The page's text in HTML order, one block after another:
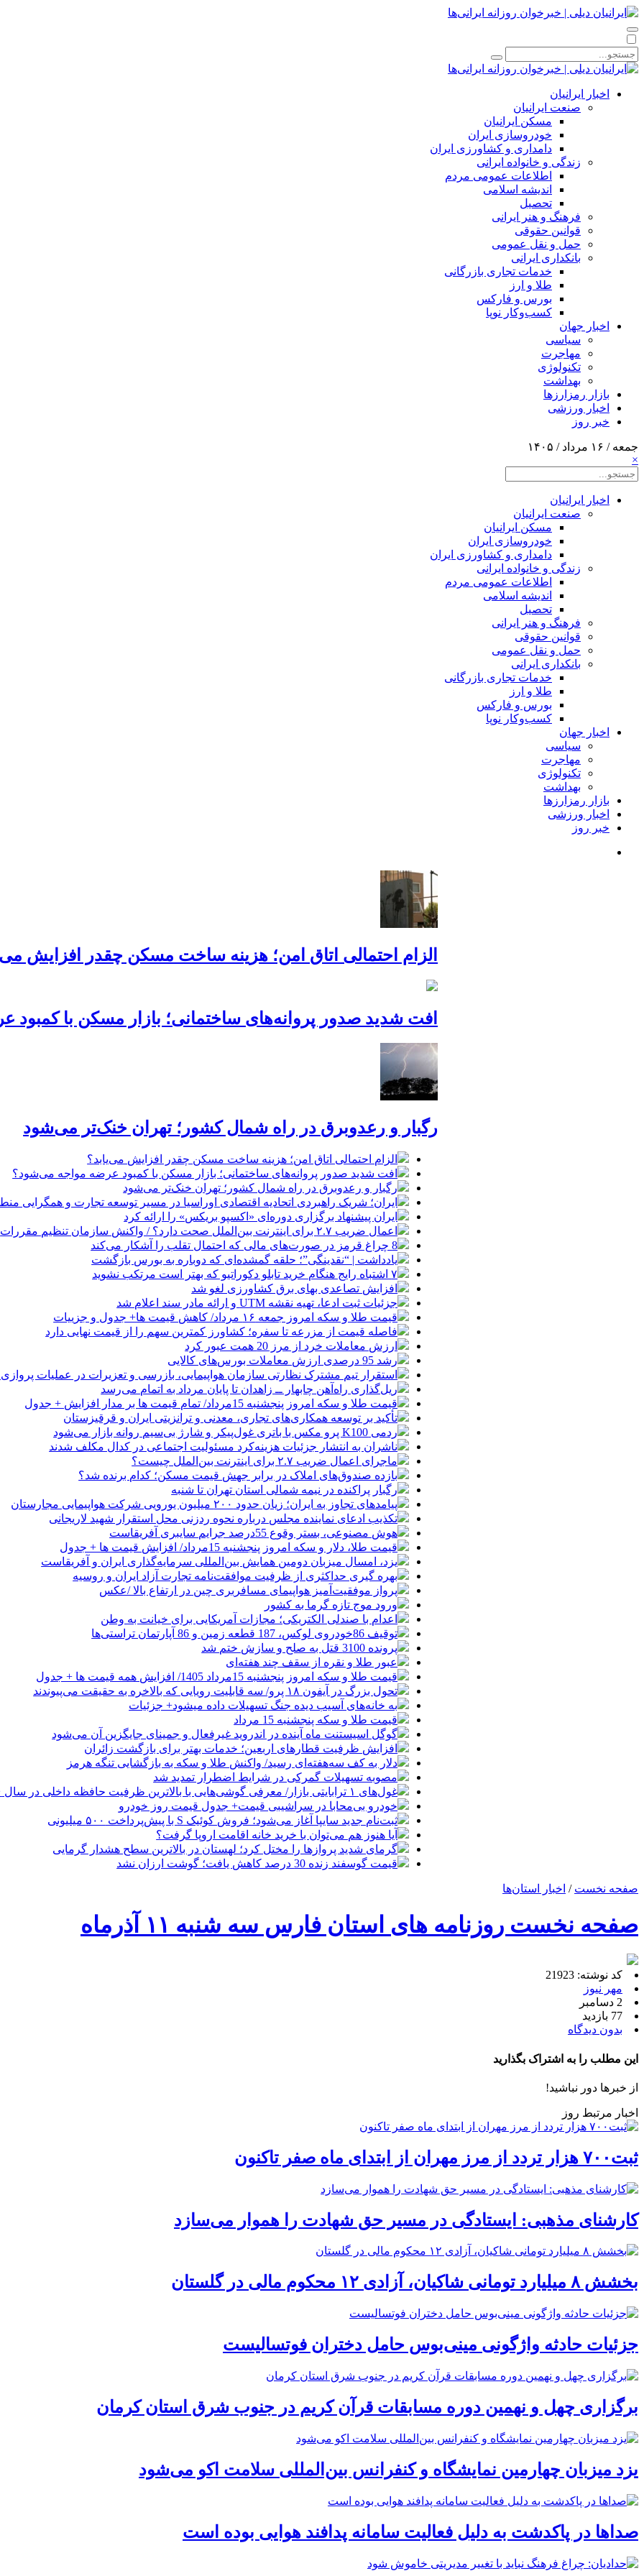
اخبار ایرانیان
صنعت ایرانیان
مسکن ایرانیان
خودروسازی ایران
دامداری و کشاورزی ایران
زندگی و خانواده ایرانی
اطلاعات عمومی مردم
اندیشه اسلامی
تحصیل
فرهنگ و هنر ایرانی
قوانین حقوقی
حمل و نقل عمومی
بانکداری ایرانی
خدمات تجاری بازرگانی
طلا و ارز
بورس و فارکس
کسب‌وکار نوپا
اخبار جهان
سیاسی
مهاجرت
تکنولوژی
بهداشت
بازار رمزارزها
اخبار ورزشی
خبر روز
جمعه / ۱۶ مرداد / ۱۴۰۵
×
اخبار ایرانیان
صنعت ایرانیان
مسکن ایرانیان
خودروسازی ایران
دامداری و کشاورزی ایران
زندگی و خانواده ایرانی
اطلاعات عمومی مردم
اندیشه اسلامی
تحصیل
فرهنگ و هنر ایرانی
قوانین حقوقی
حمل و نقل عمومی
بانکداری ایرانی
خدمات تجاری بازرگانی
طلا و ارز
بورس و فارکس
کسب‌وکار نوپا
اخبار جهان
سیاسی
مهاجرت
تکنولوژی
بهداشت
بازار رمزارزها
اخبار ورزشی
خبر روز
الزام احتمالی اتاق امن؛ هزینه ساخت مسکن چقدر افزایش
افت شدید صدور پروانه‌های ساختمانی؛ بازار مسکن با
رگبار و رعدوبرق در راه شمال کشور؛ تهران خنک‌تر می‌شود
الزام احتمالی اتاق امن؛ هزینه ساخت مسکن چقدر افزایش می‌یابد؟
افت شدید صدور پروانه‌های ساختمانی؛ بازار مسکن با کمبود عرضه مواجه می‌شود؟
رگبار و رعدوبرق در راه شمال کشور؛ تهران خنک‌تر می‌شود
ایران؛ شریک راهبردی اتحادیه اقتصادی اوراسیا در مسیر توسعه تجارت و همگرایی
ایران پیشنهاد برگزاری دوره‌ای «اکسپو بریکس» را ارائه کرد
اعمال ضریب ۲.۷ برای اینترنت بین‌الملل صحت دارد؟ / واکنش سازمان تنظیم مقررات
8 چراغ قرمز در صورت‌های مالی که احتمال تقلب را آشکار می‌کند
یادداشت | “نقدینگی”؛ حلقه گمشده‌ای که دوباره به بورس بازگشت
۷ اشتباه رایج هنگام خرید تابلو دکوراتیو که بهتر است مرتکب نشوید
افزایش تصاعدی بهای برق کشاورزی لغو شد
جزئیات ثبت ادعا، تهیه نقشه UTM و ارائه مادر سند اعلام شد
قیمت طلا و سکه امروز جمعه ۱۶ مرداد/ کاهش قیمت ها+ جدول و جزییات
فاصله قیمت از مزرعه تا سفره؛ کشاورز کمترین سهم را از قیمت نهایی دارد
ارزش معاملات خرد از مرز 20 همت عبور کرد
رشد 95 درصدی ارزش معاملات بورس‌های کالایی
استقرار تیم مشترک نظارتی سازمان هواپیمایی، بازرسی و تعزیرات در عملیات پروازی
ریل‌گذاری راه‌آهن چابهار ــ زاهدان تا پایان مرداد به اتمام می‌رسد
قیمت طلا و سکه امروز پنجشنبه 15مرداد/ تمام قیمت ها بر مدار افزایش + جدول
تأکید بر توسعه همکاری‌های تجاری، معدنی و ترانزیتی ایران و قرقیزستان
ردمی K100 پرو مکس با باتری غول‌پیکر و شارژ بی‌سیم روانه بازار می‌شود
ناشران به انتشار جزئیات هزینه‌کرد مسئولیت اجتماعی در کدال مکلف شدند
ماجرای اعمال ضریب ۲.۷ برای اینترنت بین‌الملل چیست؟
بازده صندوق‌های املاک در برابر جهش قیمت مسکن؛ کدام برنده شد؟
رگبار پراکنده در نیمه شمالی استان تهران تا شنبه
پیامدهای تجاوز به ایران؛ زیان حدود ۲۰۰ میلیون یورویی شرکت هواپیمایی مجارستان
تکذیب ادعای نماینده مجلس درباره نحوه ردزنی محل استقرار شهید لاریجانی
هوش مصنوعی، بستر وقوع 55درصد جرایم سایبری آفریقاست
قیمت طلا، دلار و سکه امروز پنجشنبه 15مرداد/ افزایش قیمت ها + جدول
یزد، امسال میزبان دومین همایش بین‌المللی سرمایه‌گذاری ایران و آفریقاست
بهره گیری حداکثری از ظرفیت موافقت‌نامه تجارت آزاد ایران و روسیه
پرواز موفقیت‌آمیز هواپیمای مسافربری چین در ارتفاع بالا /عکس
ورود موج تازه گرما به کشور
اعدام با صندلی الکتریکی؛ مجازات آمریکایی برای خیانت به وطن
توقیف 86خودروی لوکس، 187 قطعه زمین و 86 آپارتمان تراستی‌ها
پرونده 3100 قتل به صلح و سازش ختم شد
عبور طلا و نقره از سقف چند هفته‌ای
قیمت طلا و سکه امروز پنجشنبه 15مرداد 1405/ افزایش همه قیمت ها + جدول
تحول بزرگ در آیفون ۱۸ پرو/ سه قابلیت رویایی که بالاخره به حقیقت می‌پیوندند
به خانه‌های آسیب دیده جنگ تسهیلات داده میشود+ جزئیات
قیمت طلا و سکه پنجشنبه 15 مرداد
گوگل اسیستنت ماه آینده در اندروید غیرفعال و جمینای جایگزین آن می‌شود
افزایش ظرفیت قطارهای اربعین؛ خدمات بهتر برای بازگشت زائران
دلار به کف سه‌هفته‌ای رسید/ واکنش طلا و سکه به بازگشایی تنگه هرمز
مصوبه تسهیلات گمرکی در شرایط اضطرار تمدید شد
غول‌های ۱ ترابایتی بازار/ معرفی گوشی‌هایی با بالاترین ظرفیت حافظه داخلی در سال ۲۰۲۶
خودرو بی‌محابا در سراشیبی قیمت+ جدول قیمت روز خودرو
ثبت‌نام جدید سایپا آغاز می‌شود؛ فروش کوئیک S با پیش‌پرداخت ۵۰۰ میلیونی
آیا هنوز هم می‌توان با خرید خانه اقامت اروپا گرفت؟
گرمای شدید پروازها را مختل کرد؛ لهستان در بالاترین سطح هشدار گرمایی
قیمت گوسفند زنده 30 درصد کاهش یافت؛ گوشت ارزان نشد
صفحه نخست / اخبار استان‌ها
صفحه نخست روزنامه های استان فارس سه شنبه ۱۱ آذرماه
کد نوشته: 21923
مهر نیوز
2 دسامبر
77 بازدید
بدون دیدگاه
این مطلب را به اشتراک بگذارید
از خبرها دور نباشید!
اخبار مرتبط روز
ثبت۷۰۰ هزار تردد از مرز مهران از ابتدای ماه صفر تاکنون
کارشنای مذهبی: ایستادگی در مسیر حق شهادت را هموار می‌سازد
بخشش ۸ میلیارد تومانی شاکیان، آزادی ۱۲ محکوم مالی در گلستان
جزئیات حادثه واژگونی مینی‌بوس حامل دختران فوتسالیست
برگزاری چهل و نهمین دوره مسابقات قرآن کریم در جنوب شرق استان کرمان
یزد میزبان چهارمین نمایشگاه و کنفرانس بین‌المللی سلامت اکو می‌شود
صداها در پاکدشت به دلیل فعالیت سامانه پدافند هوایی بوده است